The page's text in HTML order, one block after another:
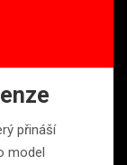
přináší
model